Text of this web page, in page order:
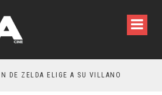
ZELDA ELIGE A SU VILLANO